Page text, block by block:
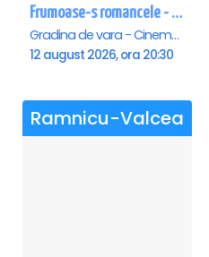
Frumoase-s romancele - Saturn
Gradina de vara - Cinema Saturn, Saturn
12 august 2026, ora 20:30
Ramnicu-Valcea